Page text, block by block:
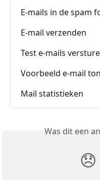
E-mails in de spam
E-mail verzenden
Test e-mails
Voorbeeld e-mail
Mail statistieken
Was dit een
😞